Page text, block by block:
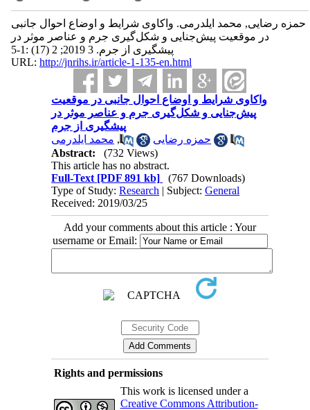
حمزه رضایی, محمد ایلدرمی. واکاوی شرایط و اوضاع احوال جانبی
در موقعیت پیش‌جنایی و شکل‌گیری جرم و عناصر موثر در
پیشگیری از جرم. 3 2019; 2 (17) :1-5
URL: http://jnrihs.ir/article-1-135-en.html
واکاوی شرایط و اوضاع احوال جانبی در موقعیت
پیش‌جنایی و شکل‌گیری جرم و عناصر موثر در
پیشگیری از جرم
حمزه رضایی
, محمد ایلدرمی
Abstract:
(732 Views)
This article has no abstract.
Full-Text [PDF 891 kb]
(767 Downloads)
Type of Study:Research | Subject:General
Received: 2019/03/25
Add your comments about this article : Your
username or Email:
Rights and permissions
This work is licensed under a
Creative Commons Attribution-